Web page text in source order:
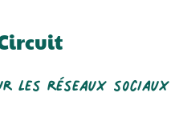
les réseaux sociaux